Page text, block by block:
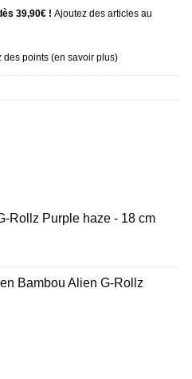
39,90€ ! Ajoutez des articles au
points (en savoir plus)
Rollz Purple haze - 18 cm
Bambou Alien G-Rollz